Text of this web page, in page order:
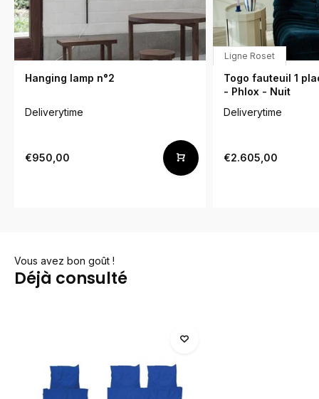
Hanging lamp n°2
Deliverytime
€950,00
Ligne Roset
Togo fauteuil 1
- Phlox - Nuit
Deliverytime
€2.605,00
Vous avez bon goût !
Déjà consulté